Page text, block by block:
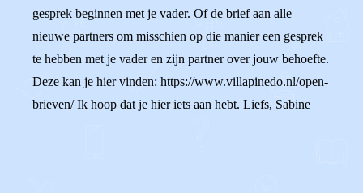
gesprek beginnen met je vader. Of de brief aan alle
nieuwe partners om misschien op die manier een gesprek
te hebben met je vader en zijn partner over jouw behoefte.
Deze kan je hier vinden: https://www.villapinedo.nl/open-
brieven/ Ik hoop dat je hier iets aan hebt. Liefs, Sabine